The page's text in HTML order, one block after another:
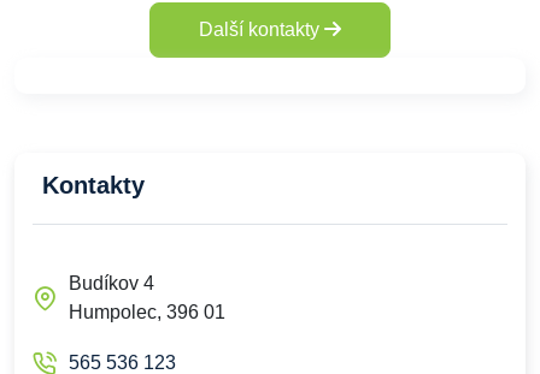
Další kontakty
Kontakty
Budíkov 4
Humpolec, 396 01
565 536 123